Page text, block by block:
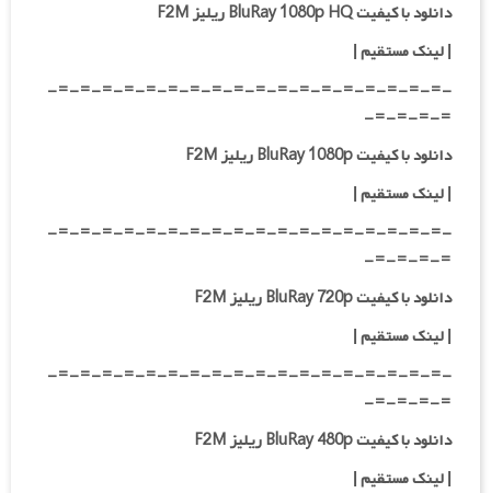
دانلود با کیفیت BluRay 1080p HQ ریلیز F2M
|لینک مستقیم|
-=-=-=-=-=-=-=-=-=-=-=-=-=-=-=-=-=-=-
=-=-=-=-
دانلود با کیفیت BluRay 1080p ریلیز F2M
|لینک مستقیم|
-=-=-=-=-=-=-=-=-=-=-=-=-=-=-=-=-=-=-
=-=-=-=-
دانلود با کیفیت BluRay 720p ریلیز F2M
| لینک مستقیم|
-=-=-=-=-=-=-=-=-=-=-=-=-=-=-=-=-=-=-
=-=-=-=-
دانلود با کیفیت BluRay 480p ریلیز F2M
| لینک مستقیم|